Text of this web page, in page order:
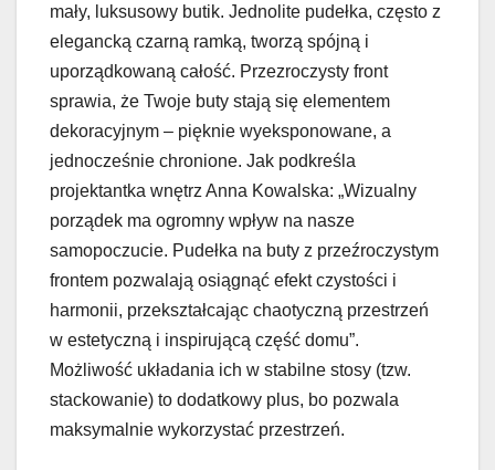
mały, luksusowy butik. Jednolite pudełka, często z
elegancką czarną ramką, tworzą spójną i
uporządkowaną całość. Przezroczysty front
sprawia, że Twoje buty stają się elementem
dekoracyjnym – pięknie wyeksponowane, a
jednocześnie chronione. Jak podkreśla
projektantka wnętrz Anna Kowalska: „Wizualny
porządek ma ogromny wpływ na nasze
samopoczucie. Pudełka na buty z przeźroczystym
frontem pozwalają osiągnąć efekt czystości i
harmonii, przekształcając chaotyczną przestrzeń
w estetyczną i inspirującą część domu”.
Możliwość układania ich w stabilne stosy (tzw.
stackowanie) to dodatkowy plus, bo pozwala
maksymalnie wykorzystać przestrzeń.